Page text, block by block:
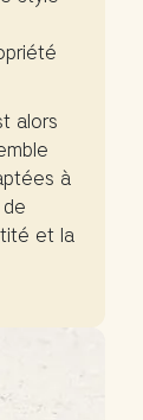
alors
à
et la